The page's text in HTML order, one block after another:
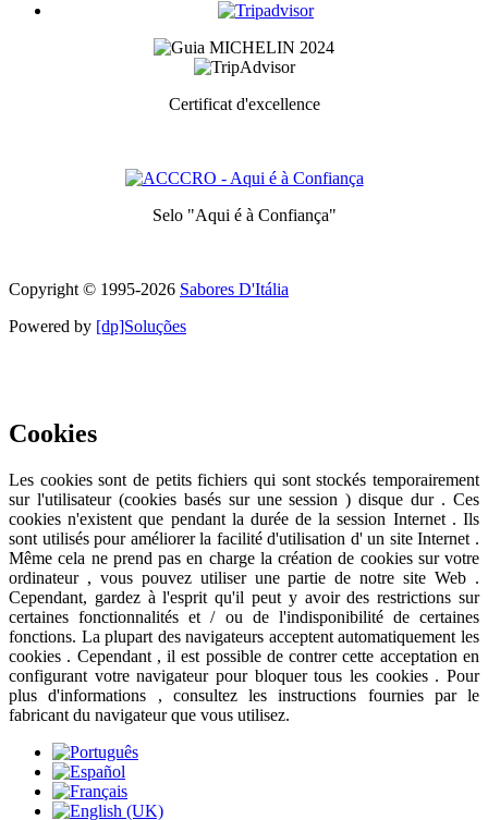
Certificat d'excellence
Selo "Aqui é à Confiança"
Copyright © 1995-2026 Sabores D'Itália
Powered by [dp]Soluções
Cookies
Les cookies sont de petits fichiers qui sont stockés temporairement
sur ​​l'utilisateur (cookies basés sur une session ) disque dur . Ces
cookies n'existent que pendant la durée de la session Internet . Ils
sont utilisés pour améliorer la facilité d'utilisation d' un site Internet .
Même cela ne prend pas en charge la création de cookies sur votre
ordinateur , vous pouvez utiliser une partie de notre site Web .
Cependant, gardez à l'esprit qu'il peut y avoir des restrictions sur
certaines fonctionnalités et / ou de l'indisponibilité de certaines
fonctions. La plupart des navigateurs acceptent automatiquement les
cookies . Cependant , il est possible de contrer cette acceptation en
configurant votre navigateur pour bloquer tous les cookies . Pour
plus d'informations , consultez les instructions fournies par le
fabricant du navigateur que vous utilisez.